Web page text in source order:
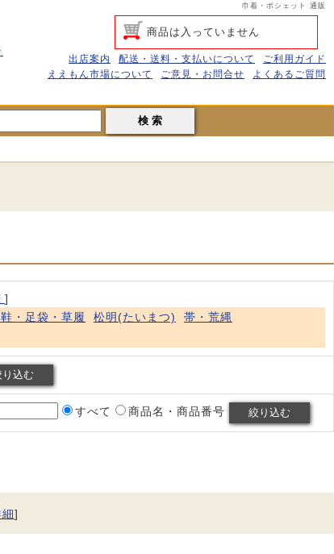
巾着・ポシェット 通販
商品は入っていません
ご利用ガイド
配送・送料・支払いについて
出店案内
よくあるご質問
ご意見・お問合せ
ええもん市場について
]
・足袋・草履 松明(たいまつ)
帯・荒縄
すべて 商品名・商品番号
]